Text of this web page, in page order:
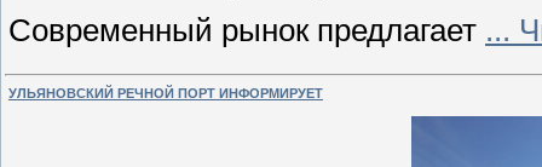
Современный рынок предлагает ...
УЛЬЯНОВСКИЙ РЕЧНОЙ ПОРТ ИНФОРМИРУЕТ